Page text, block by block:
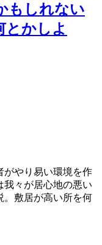
もしれない
とかしよ
がやり易い環境を作
我々が居心地の悪い
。敷居が高い所を何